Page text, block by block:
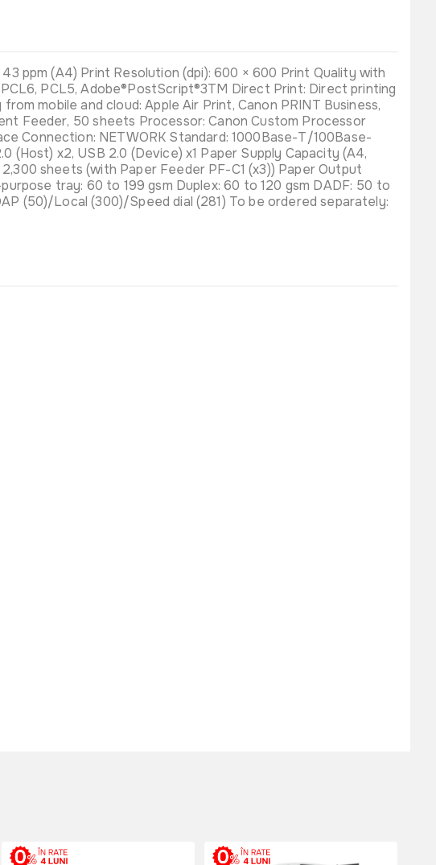
ppm (A4) Print Resolution (dpi): 600 × 600 Print Quality with
PCL5, Adobe®PostScript®3TM Direct Print: Direct printing
mobile and cloud: Apple Air Print, Canon PRINT Business,
Feeder, 50 sheets Processor: Canon Custom Processor
Connection: NETWORK Standard: 1000Base-T/100Base-
(Host) x2, USB 2.0 (Device) x1 Paper Supply Capacity (A4,
sheets (with Paper Feeder PF-C1 (x3)) Paper Output
tray: 60 to 199 gsm Duplex: 60 to 120 gsm DADF: 50 to
(50)/Local (300)/Speed dial (281) To be ordered separately: